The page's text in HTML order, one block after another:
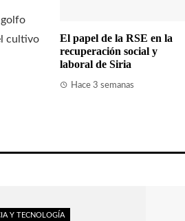
golfo
cultivo
El papel de la RSE en la
recuperación social y
laboral de Siria
Hace 3 semanas
Y TECNOLOGÍA